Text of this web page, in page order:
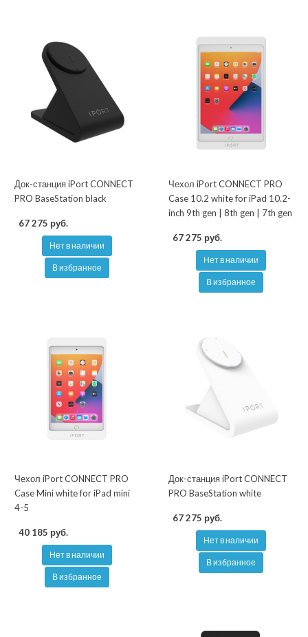
Док-станция iPort CONNECT
PRO BaseStation black
67 275 руб.
Нет в наличии
В избранное
Чехол iPort CONNECT PRO
Case 10.2 white for iPad 10.2-
inch 9th gen | 8th gen | 7th gen
67 275 руб.
Нет в наличии
В избранное
Чехол iPort CONNECT PRO
Case Mini white for iPad mini
4-5
40 185 руб.
Нет в наличии
В избранное
Док-станция iPort CONNECT
PRO BaseStation white
67 275 руб.
Нет в наличии
В избранное